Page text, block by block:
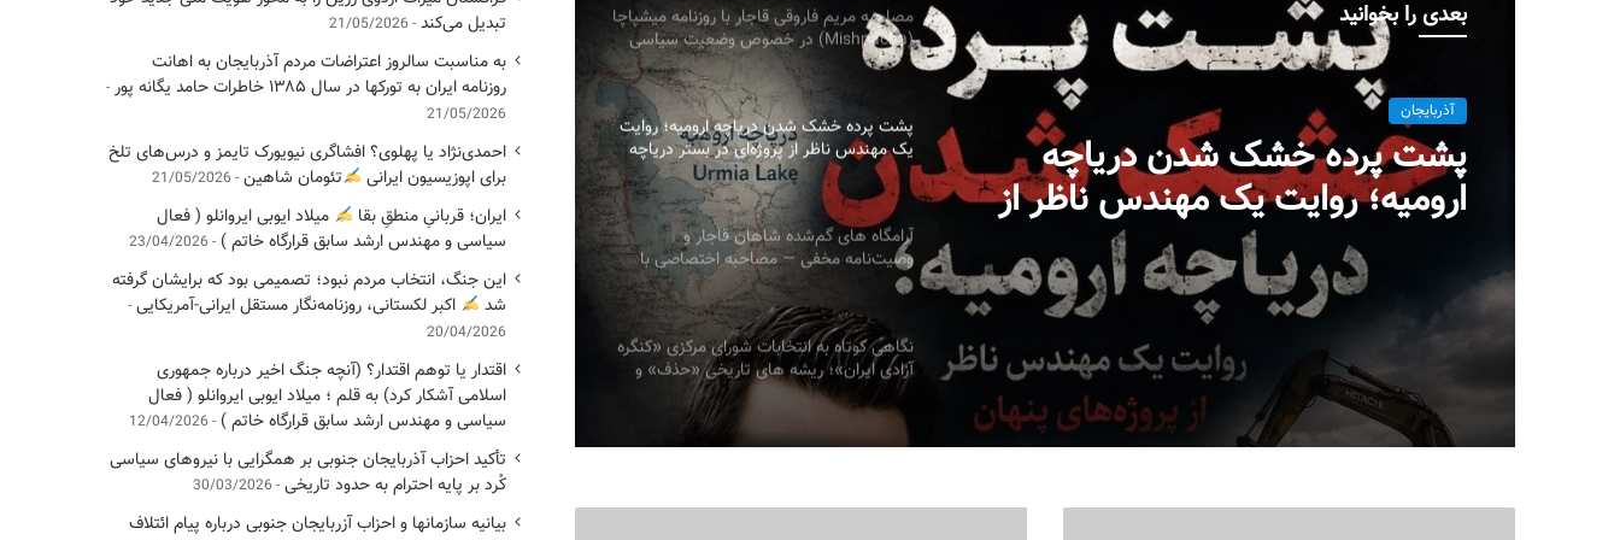
بعدی را بخوانید
آذربایجان
پشت پرده خشک شدن دریاچه
ارومیه؛ روایت یک مهندس ناظر از
پروژه‌ای در بستر دریاچه به قلم:
میلاد ایوبی ایروانلو فعال سیاسی و
مهندس ناظر سابق قرارگاه
خاتم‌الانبیاء
مصاحبه مریم فاروقی قاجار با روزنامه میشپاچا
(Mishpacha) در خصوص وضعیت سیاسی
اجتماعی ایران
پشت پرده خشک شدن دریاچه ارومیه؛ روایت
یک مهندس ناظر از پروژه‌ای در بستر دریاچه
به قلم: میلاد ایوبی ایروانلو فعال سیاسی و
مهندس ناظر سابق قرارگاه خاتم‌الانبیاء
آرامگاه های گم‌شده شاهان قاجار و
وصیت‌نامه مخفی — مصاحبه اختصاصی با
پرنسس مریم فاروقی قاجار
نگاهی کوتاه به انتخابات شورای مرکزی «کنگره
آزادی ایران»؛ ریشه های تاریخی «حذف» و
ضرورت ضمانت های نهادی سیمین صبری
تبدیل می‌کند 21/05/2026
به مناسبت سالروز اعتراضات مردم آذربایجان به اهانت
روزنامه ایران به تورکها در سال ۱۳۸۵ خاطرات حامد یگانه پور
21/05/2026
احمدی‌نژاد یا پهلوی؟ افشاگری نیویورک تایمز و درس‌های تلخ
برای اپوزیسیون ایرانی
تئومان شاهین 21/05/2026
ایران؛ قربانیِ منطقِ بقا
میلاد ایوبی ایروانلو ( فعال
سیاسی ‌و مهندس ارشد سابق قرارگاه خاتم ) 23/04/2026
این جنگ، انتخاب مردم نبود؛ تصمیمی بود که برایشان گرفته
شد
اکبر لکستانی، روزنامه‌نگار مستقل ایرانی-آمریکایی
20/04/2026
اقتدار یا توهم اقتدار؟ (آنچه جنگ اخیر درباره جمهوری
اسلامی آشکار کرد) به قلم ؛ میلاد ایوبی ایروانلو ( فعال
سیاسی و مهندس ارشد سابق قرارگاه خاتم ) 12/04/2026
تأکید احزاب آذربایجان جنوبی بر همگرایی با نیروهای سیاسی
کُرد بر پایه احترام به حدود تاریخی 30/03/2026
بیانیه سازمانها و احزاب آزربایجان جنوبی درباره پیام ائتلاف